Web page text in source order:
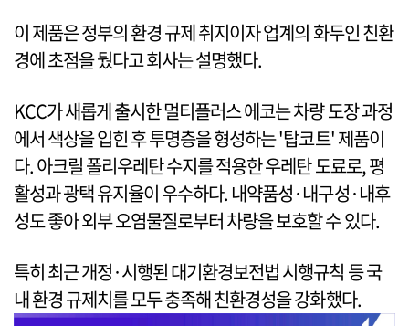
이 제품은 정부의 환경 규제 취지이자 업계의 화두인 친환
경에 초점을 뒀다고 회사는 설명했다.
KCC가 새롭게 출시한 멀티플러스 에코는 차량 도장 과정
에서 색상을 입힌 후 투명층을 형성하는 '탑코트' 제품이
다. 아크릴 폴리우레탄 수지를 적용한 우레탄 도료로, 평
활성과 광택 유지율이 우수하다. 내약품성·내구성·내후
성도 좋아 외부 오염물질로부터 차량을 보호할 수 있다.
특히 최근 개정·시행된 대기환경보전법 시행규칙 등 국
내 환경 규제치를 모두 충족해 친환경성을 강화했다.